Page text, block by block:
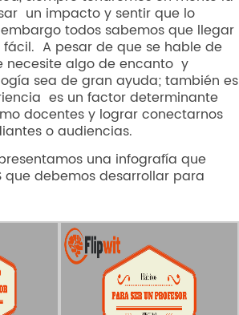
un impacto y sentir que lo
todos sabemos que llegar
A pesar de que se hable de
necesite algo de encanto y
sea de gran ayuda; también es
es un factor determinante
docentes y lograr conectarnos
o audiencias.
una infografía que
que debemos desarrollar para